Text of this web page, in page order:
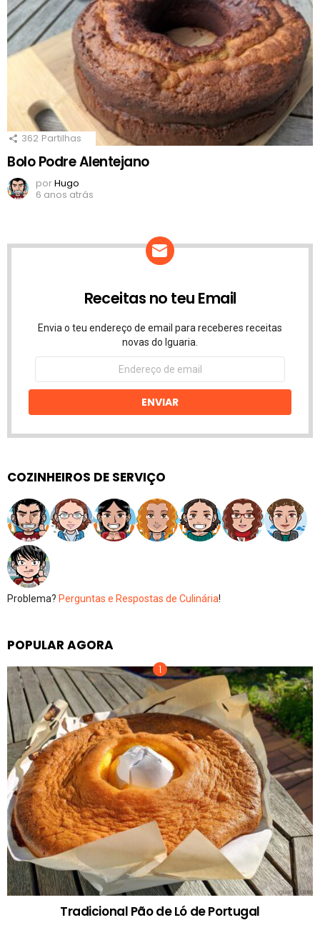
362 Partilhas
Bolo Podre Alentejano
porHugo
6 anos atrás
Receitas no teu Email
Envia o teu endereço de email para receberes receitas
novas do Iguaria.
Endereço
email
ENVIAR
COZINHEIROS DE SERVIÇO
Problema? Perguntas e Respostas de Culinária!
POPULAR AGORA
Tradicional Pão de Ló de Portugal